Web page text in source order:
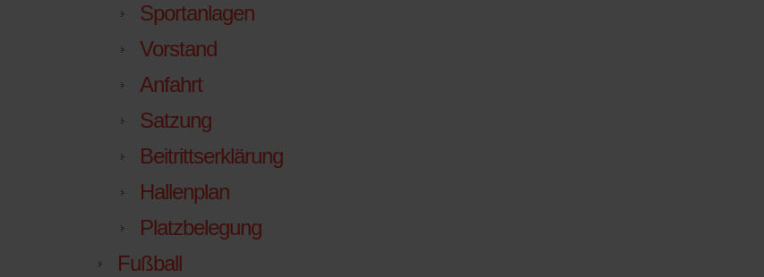
Sportanlagen
Vorstand
Anfahrt
Satzung
Beitrittserklärung
Hallenplan
Platzbelegung
Fußball